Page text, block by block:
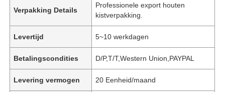
Verpakking Details
Professionele export houten
kistverpakking.
Levertijd 5~10 werkdagen
Betalingscondities D/P,T/T,Western Union,PAYPAL
Levering vermogen 20 Eenheid/maand